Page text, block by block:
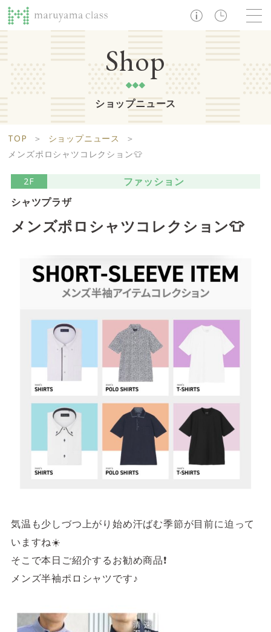
TOP
ショップ レストラン・カフェ ショップニュース
イベント・お知らせ 施設案内
Zooっと割
求人情報
サイトご利用にあたって
サイトマップ
閉じる
Life support floor
ライフサポートフロア
営業時間 10:00 ~ 20:00
1F Food boutique floor
営業時間 10:00 ~ 20:00
※一部店舗は営業時間が異なります。
Fashion & Life style floor
ファッション＆ライフスタイルフロア
営業時間 10:00 ~ 20:00
Service & Beauty & Restaurant
floor
サービス＆ビューティー＆レストランフロア
4F/5F Physical care floor
フィジカルケアフロア
Shop
ショップニュース
TOP ＞ ショップニュース
＞
メンズポロシャツコレクション👕
2F
ファッション
シャツプラザ
メンズポロシャツコレクション👕
気温も少しづつ上がり始め汗ばむ季節が目前に迫って
いますね☀️
そこで本日ご紹介するお勧め商品❗️
メンズ半袖ポロシャツです♪